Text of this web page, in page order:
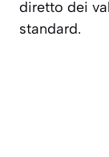
diretto dei
standard.